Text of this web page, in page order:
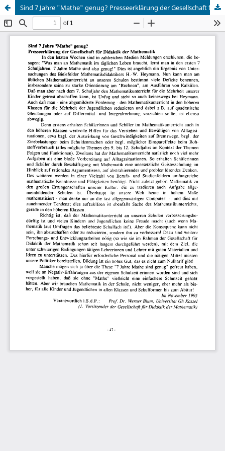
Sind 7 Jahre "Mathe" genug? Presseerklärung der Gesellschaft für Didaktik der Mathematik